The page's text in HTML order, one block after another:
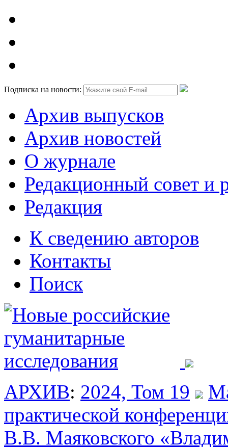
Подписка на новости:
Архив выпусков
Архив новостей
О журнале
Редакционный совет и
Редакция
К сведению авторов
Контакты
Поиск
АРХИВ: 2024, Том 19
практической
В.В. Маяковского